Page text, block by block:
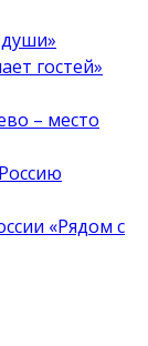
души»
гостей»
– место
«Рядом с